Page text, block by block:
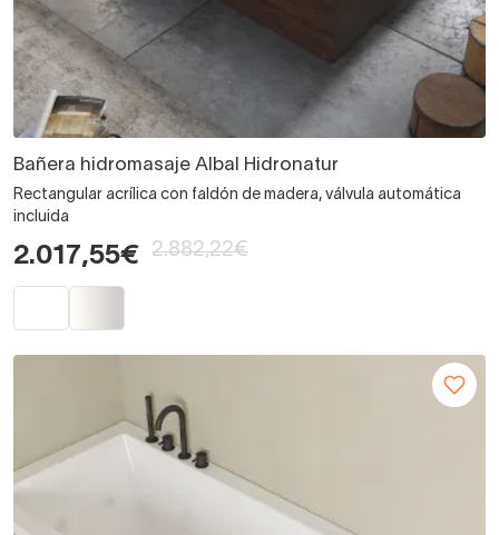
Bañera hidromasaje Albal Hidronatur
Rectangular acrílica con faldón de madera, válvula automática
incluida
2.017,55€ 2.882,22€